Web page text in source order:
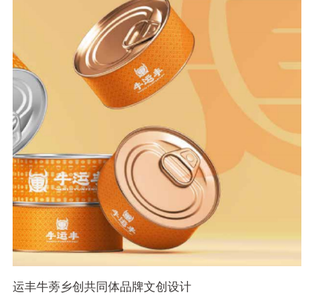
运丰牛蒡乡创共同体品牌文创设计